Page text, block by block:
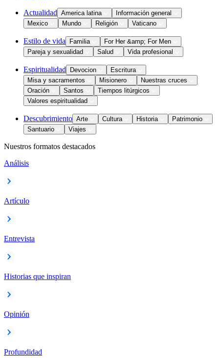
Actualidad America latina
Información general
Mexico
Mundo Religión Vaticano
Estilo de vida Familia
For Her &amp; For Men
Pareja y sexualidad
Salud Vida profesional
Espiritualidad Devocion
Escritura
Misa y sacramentos
Misionero
Nuestras cruces
Oración
Santos
Tiempos litúrgicos
Valores espiritualidad
Descubrimiento Arte Cultura Historia
Patrimonio
Santuario
Viajes
Nuestros formatos destacados
Análisis
Artículo
Entrevista
Historias que inspiran
Opinión
Profundidad